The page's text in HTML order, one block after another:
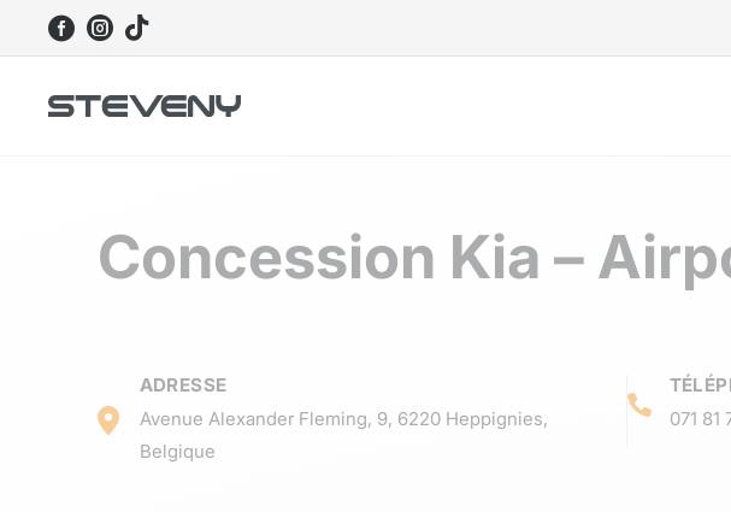
  
Concession Kia –
ADRESSE
Avenue Alexander Fleming, 9, 6220 Heppignies,
Belgique
071 81